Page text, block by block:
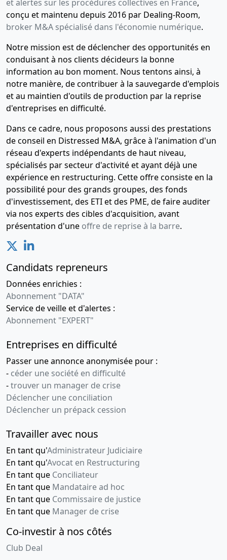
et alertes sur les procédures collectives en France,
conçu et maintenu depuis 2016 par Dealing-Room,
broker M&A spécialisé dans l'économie numérique.
Notre mission est de déclencher des opportunités en
conduisant à nos clients décideurs la bonne
information au bon moment. Nous tentons ainsi, à
notre manière, de contribuer à la sauvegarde d'emplois
et au maintien d'outils de production par la reprise
d'entreprises en difficulté.
Dans ce cadre, nous proposons aussi des prestations
de conseil en Distressed M&A, grâce à l'animation d'un
réseau d'experts indépendants de haut niveau,
spécialisés par secteur d'activité et ayant déjà une
expérience en restructuring. Cette offre consiste en la
possibilité pour des grands groupes, des fonds
d'investissement, des ETI et des PME, de faire auditer
via nos experts des cibles d'acquisition, avant
présentation d'une offre de reprise à la barre.
Candidats repreneurs
Données enrichies :
Abonnement "DATA"
Service de veille et d'alertes :
Abonnement "EXPERT"
Entreprises en difficulté
Passer une annonce anonymisée pour :
- céder une société en difficulté
-trouver un manager de crise
Déclencher une conciliation
Déclencher un prépack cession
Travailler avec nous
En tant qu'Administrateur Judiciaire
En tant qu'Avocat en Restructuring
En tant que Conciliateur
En tant que Mandataire ad hoc
En tant que Commissaire de justice
En tant que Manager de crise
Co-investir à nos côtés
Club Deal